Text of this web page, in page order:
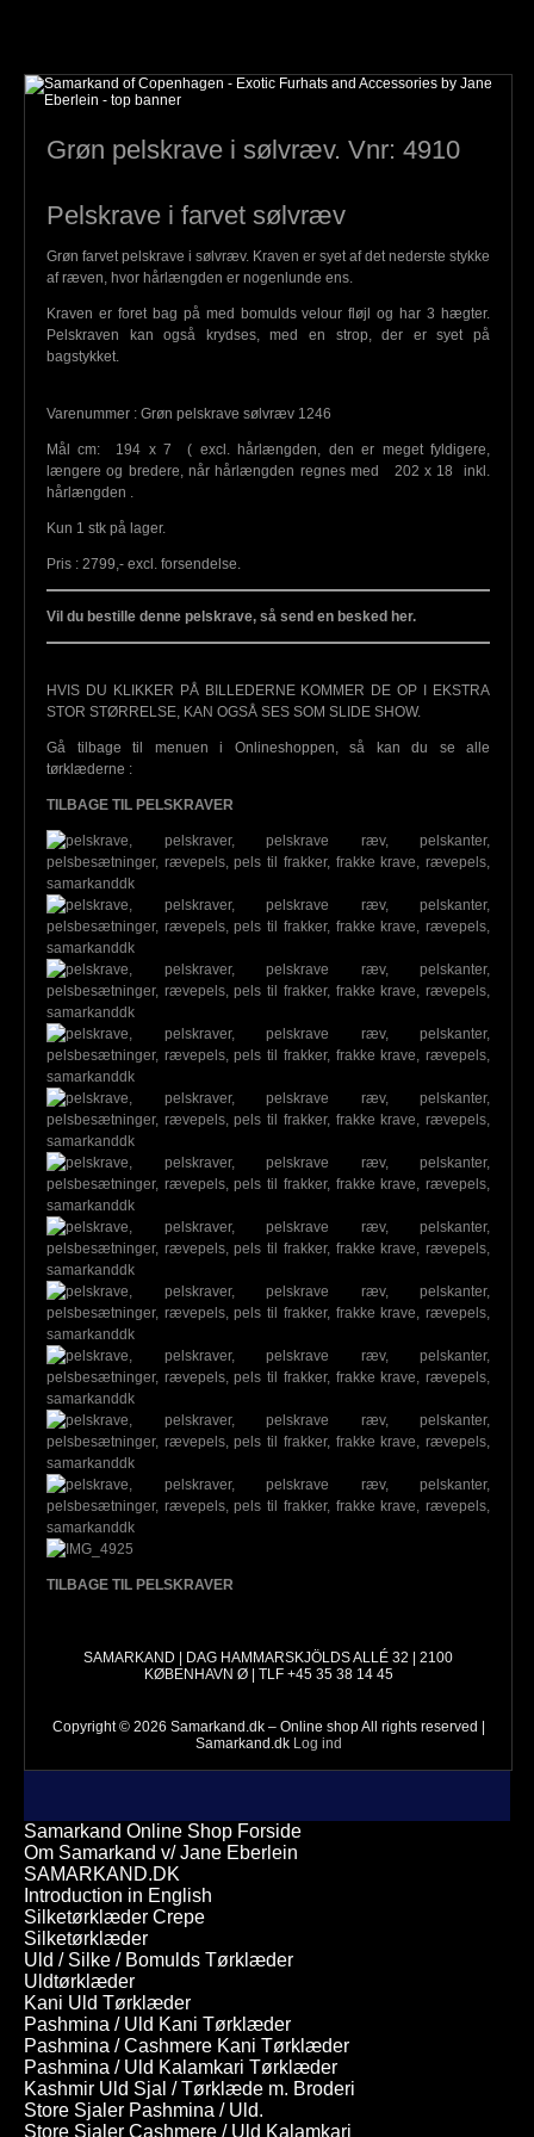
Grøn pelskrave i sølvræv. Vnr: 4910
Pelskrave i farvet sølvræv
Grøn farvet pelskrave i sølvræv. Kraven er syet af det nederste stykke
af ræven, hvor hårlængden er nogenlunde ens.
Kraven er foret bag på med bomulds velour fløjl og har 3 hægter.
Pelskraven kan også krydses, med en strop, der er syet på
bagstykket.
Varenummer : Grøn pelskrave sølvræv 1246
Mål cm: 194 x 7 ( excl. hårlængden, den er meget fyldigere,
længere og bredere, når hårlængden regnes med 202 x 18 inkl.
hårlængden .
Kun 1 stk på lager.
Pris : 2799,- excl. forsendelse.
Vil du bestille denne pelskrave, så send en besked her.
HVIS DU KLIKKER PÅ BILLEDERNE KOMMER DE OP I EKSTRA
STOR STØRRELSE, KAN OGSÅ SES SOM SLIDE SHOW.
Gå tilbage til menuen i Onlineshoppen, så kan du se alle
tørklæderne :
TILBAGE TIL PELSKRAVER
TILBAGE TIL PELSKRAVER
SAMARKAND | DAG HAMMARSKJÖLDS ALLÉ 32 | 2100
KØBENHAVN Ø | TLF +45 35 38 14 45
Copyright © 2026 Samarkand.dk – Online shop All rights reserved |
Samarkand.dk Log ind
Samarkand Online Shop Forside
Om Samarkand v/ Jane Eberlein
SAMARKAND.DK
Introduction in English
Silketørklæder Crepe
Silketørklæder
Uld / Silke / Bomulds Tørklæder
Uldtørklæder
Kani Uld Tørklæder
Pashmina / Uld Kani Tørklæder
Pashmina / Cashmere Kani Tørklæder
Pashmina / Uld Kalamkari Tørklæder
Kashmir Uld Sjal / Tørklæde m. Broderi
Store Sjaler Pashmina / Uld.
Store Sjaler Cashmere / Uld Kalamkari